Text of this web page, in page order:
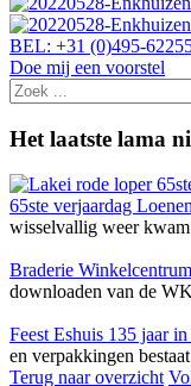
BEL: +31 (0)495-
Doe mij een voorstel
Het laatste lama
65ste verjaardag
wisselvallig weer
Braderie
downloaden van de
Feest Eshuis 135 jaar
en verpakkingen
Terug naar overzicht